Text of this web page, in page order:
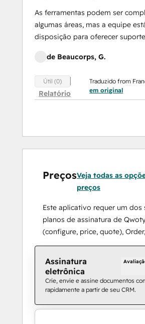
As ferramentas podem ser
algumas áreas, mas a equipe
disposição para oferecer suporte
de Beaucorps, G.
Útil (0)
Relatório
Traduzido from
em original
PreçosVeja todas as
preços
Este aplicativo requer um dos
planos de assinatura de
(configure, price, quote),
Assinatura
eletrônica
Crie, envie e assine documentos
rapidamente a partir de seu CRM.